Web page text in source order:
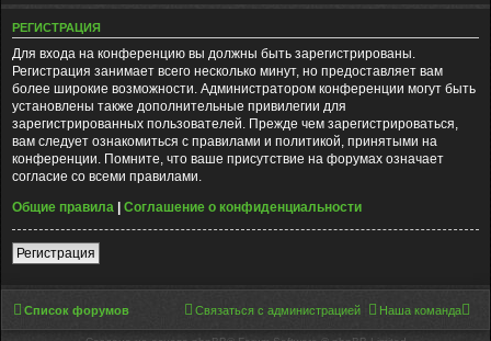
РЕГИСТРАЦИЯ
Для входа на конференцию вы должны быть зарегистрированы.
Регистрация занимает всего несколько минут, но предоставляет вам
более широкие возможности. Администратором конференции могут быть
установлены также дополнительные привилегии для
зарегистрированных пользователей. Прежде чем зарегистрироваться,
вам следует ознакомиться с правилами и политикой, принятыми на
конференции. Помните, что ваше присутствие на форумах означает
согласие со всеми правилами.
Общие правила | Соглашение о конфиденциальности
Регистрация
Список форумов Наша команда
Связаться с администрацией